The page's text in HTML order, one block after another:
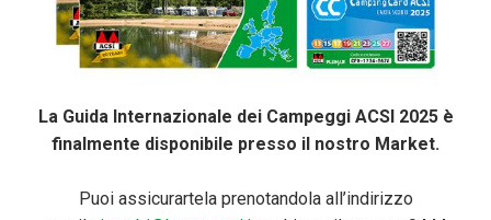
La Guida Internazionale dei Campeggi ACSI 2025 è
finalmente disponibile presso il nostro Market.
Puoi assicurartela prenotandola all’indirizzo